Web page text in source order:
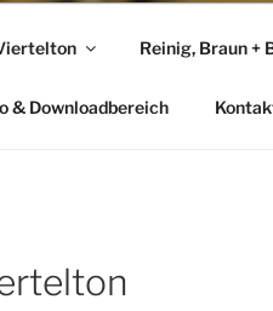
Reinig, Braun +
& Downloadbereich